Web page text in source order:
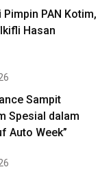
PAN Kotim,
Hasan
Sampit
Spesial dalam
Auto Week”